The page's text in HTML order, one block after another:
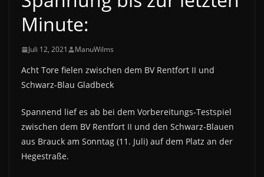
Minute:
Juli 12, 2021 ManuWilms
Acht Tore fielen zwischen dem BV Rentfort II und
Schwarz-Blau Gladbeck
Spannend lief es ab bei dem Vorbereitungs-Testspiel
zwischen dem BV Rentfort II und den Schwarz-Blauen
aus Brauck am Sonntag (11. Juli) auf dem Platz an der
Hegestraße.